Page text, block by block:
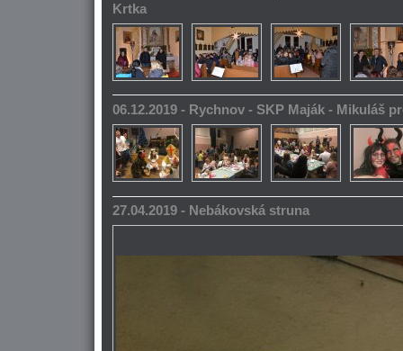
Krtka
06.12.2019 - Rychnov - SKP Maják - Mikuláš
27.04.2019 - Nebákovská struna